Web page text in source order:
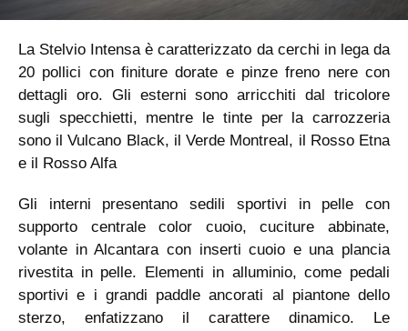
La Stelvio Intensa è caratterizzato da cerchi in lega da
20 pollici con finiture dorate e pinze freno nere con
dettagli oro. Gli esterni sono arricchiti dal tricolore
sugli specchietti, mentre le tinte per la carrozzeria
sono il Vulcano Black, il Verde Montreal, il Rosso Etna
e il Rosso Alfa
Gli interni presentano sedili sportivi in pelle con
supporto centrale color cuoio, cuciture abbinate,
volante in Alcantara con inserti cuoio e una plancia
rivestita in pelle. Elementi in alluminio, come pedali
sportivi e i grandi paddle ancorati al piantone dello
sterzo, enfatizzano il carattere dinamico. Le